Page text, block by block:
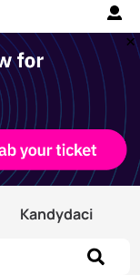
Kandydaci